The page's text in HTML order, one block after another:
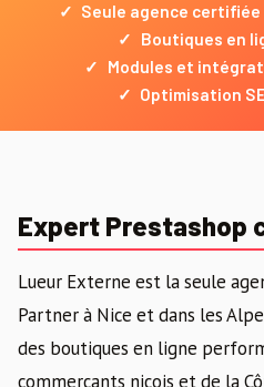
✓ Seule agence
✓
Boutiques en
✓
Modules et
✓ Optimisation
Expert Prestashop
Lueur Externe est la seule
Partner à Nice et dans les
des boutiques en ligne
commerçants niçois et de la